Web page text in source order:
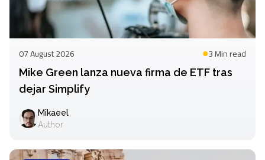
07 August 2026 3 Minread
Mike Green lanza nueva firma de ETF tras
dejar Simplify
Mikaeel
Author